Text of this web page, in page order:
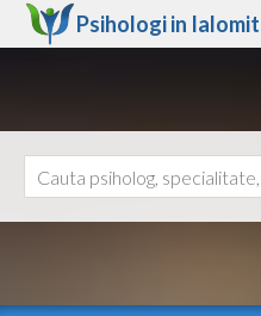
Psihologi in
Arad